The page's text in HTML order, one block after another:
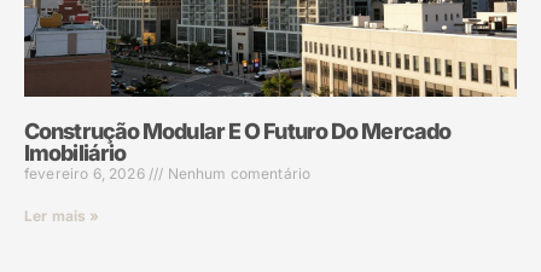
Construção Modular E O Futuro Do Mercado
Imobiliário
fevereiro 6, 2026 Nenhum comentário
Ler mais »